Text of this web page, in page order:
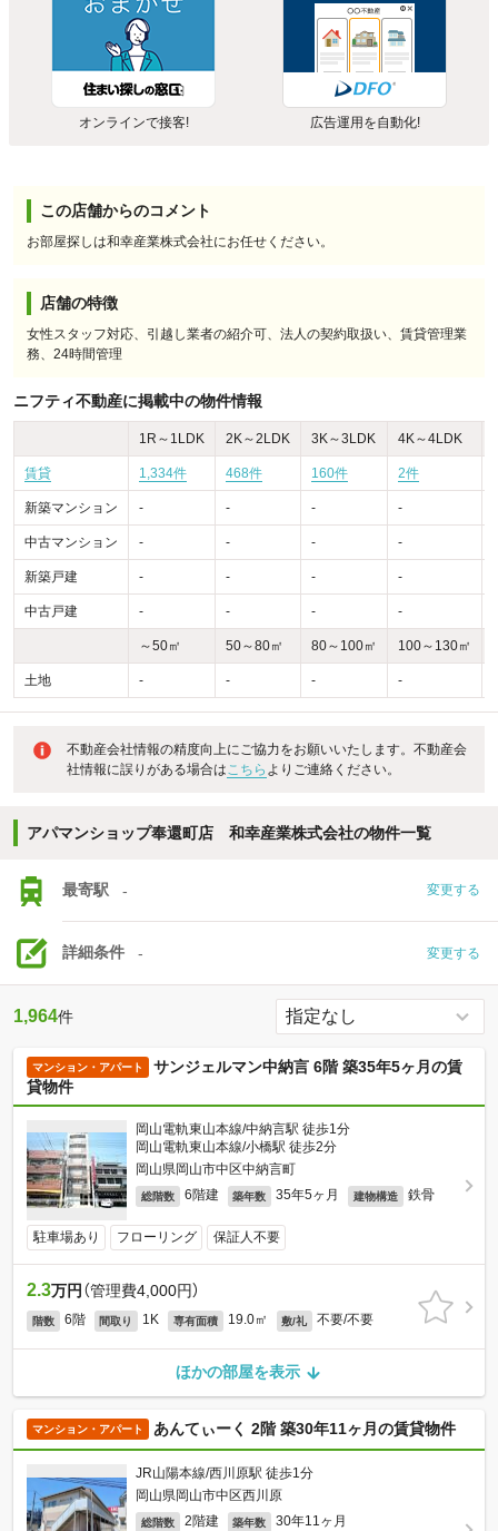
オンラインで接客! 広告運用を自動化!
この店舗からのコメント
お部屋探しは和幸産業株式会社にお任せください。
店舗の特徴
女性スタッフ対応、引越し業者の紹介可、法人の契約取扱い、賃貸管理業
務、24時間管理
ニフティ不動産に掲載中の物件情報
1R～1LDK 2K～2LDK 3K～3LDK 4K～4LDK
賃貸 1,334件 468件 160件 2件
新築マンション - - - -
中古マンション - - - -
新築戸建 - - - -
中古戸建 - - - -
～50㎡ 50～80㎡ 80～100㎡ 100～130㎡
土地 - - - -
不動産会社情報の精度向上にご協力をお願いいたします。不動産会
社情報に誤りがある場合はこちら よりご連絡ください。
アパマンショップ奉還町店 和幸産業株式会社の物件一覧
最寄駅 - 変更する
詳細条件 - 変更する
1,964件
マンション・アパート
サンジェルマン中納言 6階 築35年5ヶ月の賃
貸物件
岡山電軌東山本線/中納言駅 徒歩1分
岡山電軌東山本線/小橋駅 徒歩2分
岡山県岡山市中区中納言町
総階数 6階建 築年数 35年5ヶ月 建物構造 鉄骨
駐車場あり フローリング 保証人不要
2.3万円 （管理費4,000円）
階数 6階 間取り 1K 専有面積 19.0㎡ 敷/礼 不要/不要
ほかの部屋を表示
マンション・アパート あんてぃーく 2階 築30年11ヶ月の賃貸物件
JR山陽本線/西川原駅 徒歩1分
岡山県岡山市中区西川原
総階数 2階建 築年数 30年11ヶ月